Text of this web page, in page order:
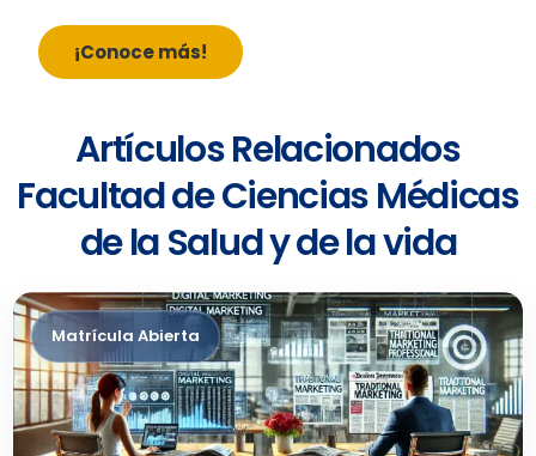
¡Conoce más!
Artículos Relacionados
Facultad de Ciencias Médicas
de la Salud y de la vida